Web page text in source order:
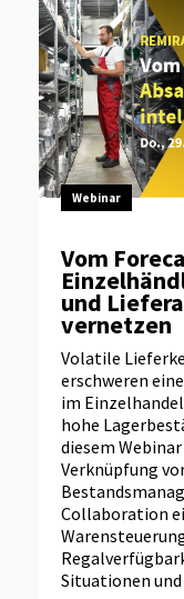
Webinar
Vom
und
vernetzen
Volatile
erschweren
im
hohe
diesem
Verknüpfung
Collaboration
Situationen